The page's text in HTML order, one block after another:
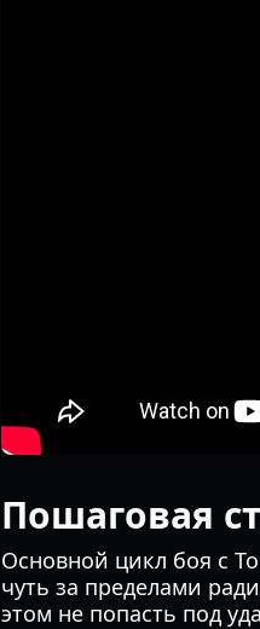
Пошаговая
Основной цикл боя с
чуть за пределами
этом не попасть под